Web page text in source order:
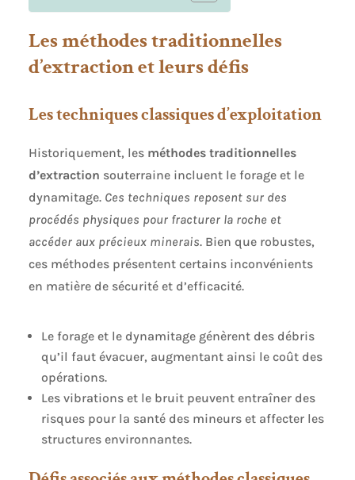
Les méthodes traditionnelles
d’extraction et leurs défis
Les techniques classiques d’exploitation
Historiquement, les méthodes traditionnelles
d’extraction souterraine incluent le forage et le
dynamitage. Ces techniques reposent sur des
procédés physiques pour fracturer la roche et
accéder aux précieux minerais. Bien que robustes,
ces méthodes présentent certains inconvénients
en matière de sécurité et d’efficacité.
Le forage et le dynamitage génèrent des débris
qu’il faut évacuer, augmentant ainsi le coût des
opérations.
Les vibrations et le bruit peuvent entraîner des
risques pour la santé des mineurs et affecter les
structures environnantes.